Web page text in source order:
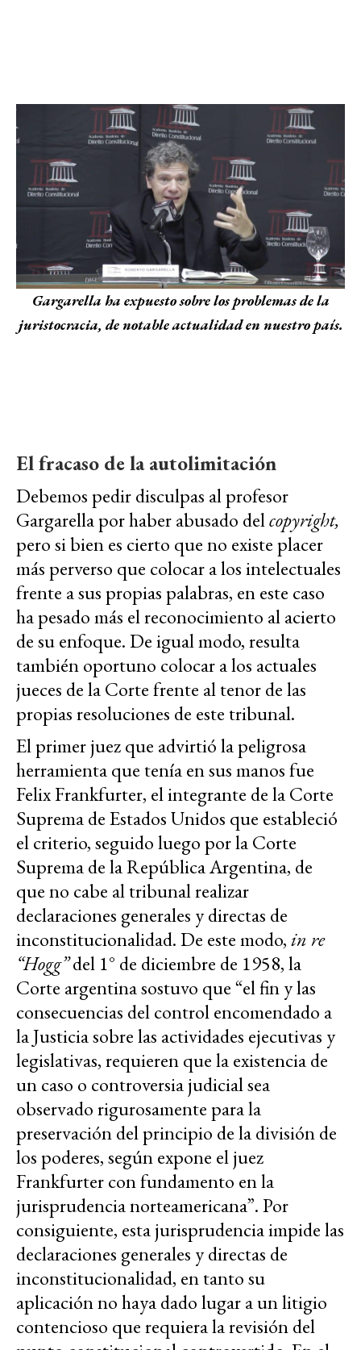
Gargarella ha expuesto sobre los problemas de la
juristocracia, de notable actualidad en nuestro país.
El fracaso de la autolimitación
Debemos pedir disculpas al profesor
Gargarella por haber abusado delcopyright,
pero si bien es cierto que no existe placer
más perverso que colocar a los intelectuales
frente a sus propias palabras, en este caso
ha pesado más el reconocimiento al acierto
de su enfoque. De igual modo, resulta
también oportuno colocar a los actuales
jueces de la Corte frente al tenor de las
propias resoluciones de este tribunal.
El primer juez que advirtió la peligrosa
herramienta que tenía en sus manos fue
Felix Frankfurter, el integrante de la Corte
Suprema de Estados Unidos que estableció
el criterio, seguido luego por la Corte
Suprema de la República Argentina, de
que no cabe al tribunal realizar
declaraciones generales y directas de
inconstitucionalidad. De este modo,in re
“Hogg”del 1° de diciembre de 1958, la
Corte argentina sostuvo que “el fin y las
consecuencias del control encomendado a
la Justicia sobre las actividades ejecutivas y
legislativas, requieren que la existencia de
un caso o controversia judicial sea
observado rigurosamente para la
preservación del principio de la división de
los poderes, según expone el juez
Frankfurter con fundamento en la
jurisprudencia norteamericana”. Por
consiguiente, esta jurisprudencia impide las
declaraciones generales y directas de
inconstitucionalidad, en tanto su
aplicación no haya dado lugar a un litigio
contencioso que requiera la revisión del